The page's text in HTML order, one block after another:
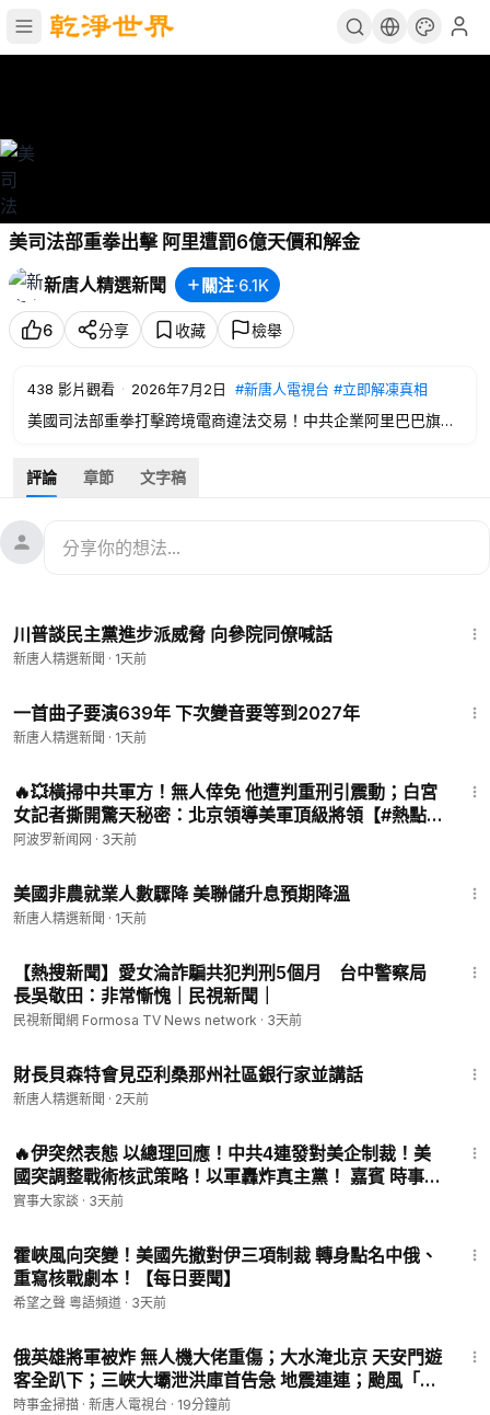
美司法部重拳出擊 阿里遭罰6億天價和解金
新唐人精選新聞
關注·6.1K
6 分享 收藏 檢舉
438 影片觀看 · 2026年7月2日 #新唐人電視台 #立即解凍真相
美國司法部重拳打擊跨境電商違法交易！中共企業阿里巴巴旗下
事起訴，阿里及旗下支付公司同意支付約6億美元罰金，並接受
嚴格監督。美國司法部強調，此案是向全球跨境電商發出明確警
新唐人電視台
-
根。多買多送！單筆滿3000美元再加贈1棵特級原蔘！ 🔗點擊訂
購👉🏻https://puritang.com
🔥【透視進化論#立即解凍真相
「進化論」是定論,還是待驗證的假說❓1700多位科學家,
20多位諾貝爾獎得主,以實證探源 ,帶您跳出教科書框架,
揭示「進化論」盲點全👊🏻
‣‣ 商業合作 ►cn.ntdtv@gmail.com
‣‣ 訂閱新唐人電子快訊 ►
‣‣ 新唐人官方網站 ►http://www.ntdtv.com
‣‣ 臉書 ► https://www.facebook.com/NTDChinese/
‣‣ 推特 ►https://twitter.com/NTDChinese
‣‣ 爆料 ►talkdjy@gmail.com；+1 (201) 614-3989；
‣‣ 翻牆軟件 ►https://git.io/fgp88
TW/channel/uUaEX5vIKTh6l
‣‣ 購買紀念品 ►https://teespring.com/stores/the-epoch-time
s
© All Rights Reserved.
評論 章節 文字稿
川普談民主黨進步派威脅 向參院同僚喊話
新唐人精選新聞 · 1天前
一首曲子要演639年 下次變音要等到2027年
新唐人精選新聞 · 1天前
🔥💥橫掃中共軍方！無人倖免 他遭判重刑引震動；白宮
女記者撕開驚天秘密：北京領導美軍頂級將領【#熱點
直擊 #深度報道 Z】
阿波罗新闻网 · 3天前
美國非農就業人數驟降 美聯儲升息預期降溫
新唐人精選新聞 · 1天前
【熱搜新聞】愛女淪詐騙共犯判刑5個月 台中警察局
長吳敬田：非常慚愧｜民視新聞｜
民視新聞網 Formosa TV News network · 3天前
財長貝森特會見亞利桑那州社區銀行家並講話
新唐人精選新聞 · 2天前
🔥伊突然表態 以總理回應！中共4連發對美企制裁！美
國突調整戰術核武策略！以軍轟炸真主黨！ 嘉賓 時事評
論員 唐柏橋先生 主持 薛然【實事大家談】
實事大家談 · 3天前
霍峽風向突變！美國先撤對伊三項制裁 轉身點名中俄、
重寫核戰劇本！【每日要聞】
希望之聲 粵語頻道 · 3天前
俄英雄將軍被炸 無人機大佬重傷；大水淹北京 天安門遊
客全趴下；三峽大壩泄洪庫首告急 地震連連；颱風「白
海豚」來襲 舟山巨輪沉船。｜ #時事金掃描 #金然
時事金掃描 · 新唐人電視台 · 19分鐘前